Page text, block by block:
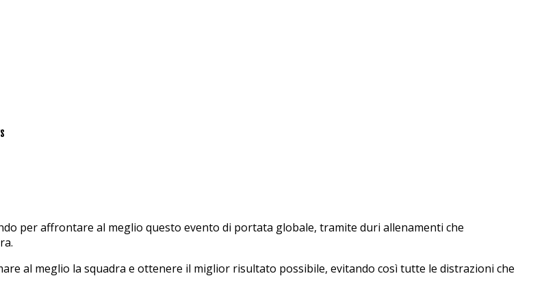
per affrontare al meglio questo evento di portata globale, tramite duri allenamenti che
al meglio la squadra e ottenere il miglior risultato possibile, evitando così tutte le distrazioni che